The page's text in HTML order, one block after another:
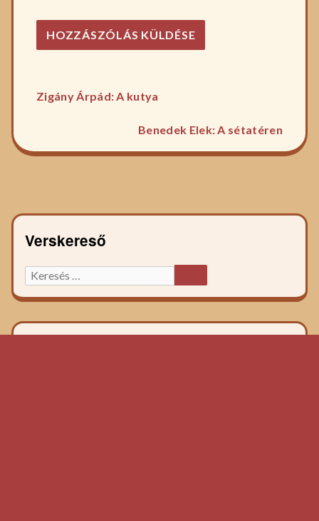
Bejegyzés
főzelék
Zigány Árpád: A kutya
Benedek Elek: A sétatéren
Verskereső
Keresett
főzelék